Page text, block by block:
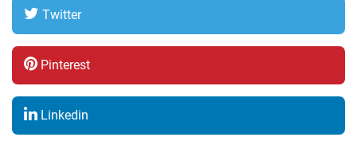
Twitter
Pinterest
Linkedin